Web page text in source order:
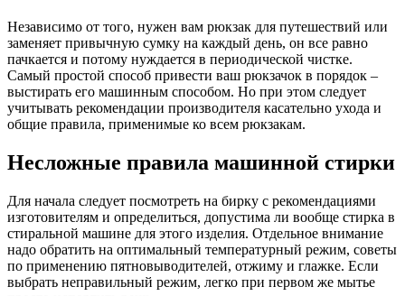
Независимо от того, нужен вам рюкзак для путешествий или
заменяет привычную сумку на каждый день, он все равно
пачкается и потому нуждается в периодической чистке.
Самый простой способ привести ваш рюкзачок в порядок –
выстирать его машинным способом. Но при этом следует
учитывать рекомендации производителя касательно ухода и
общие правила, применимые ко всем рюкзакам.
Несложные правила машинной стирки
Для начала следует посмотреть на бирку с рекомендациями
изготовителям и определиться, допустима ли вообще стирка в
стиральной машине для этого изделия. Отдельное внимание
надо обратить на оптимальный температурный режим, советы
по применению пятновыводителей, отжиму и глажке. Если
выбрать неправильный режим, легко при первом же мытье